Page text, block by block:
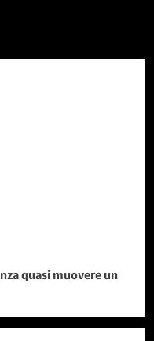
quasi muovere un